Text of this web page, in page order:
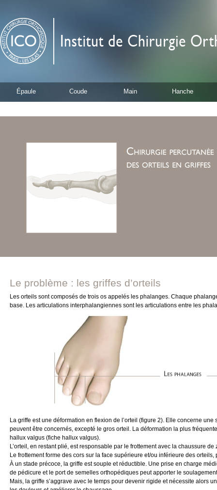
Épaule Coude Main Hanche
Le problème : les griffes d’orteils
Les orteils sont composés de trois os appelés les phalanges. Chaque
base. Les articulations interphalangiennes sont les articulations entre les
La griffe est une déformation en flexion de l’orteil (figure 2). Elle concerne
peuvent être concernés, excepté le gros orteil. La déformation la plus
hallux valgus (fiche hallux valgus).
L’orteil, en restant plié, est responsable par le frottement avec la chaussure
Le frottement forme des cors sur la face supérieure et/ou inférieure des
À un stade précoce, la griffe est souple et réductible. Une prise en charge
de pédicure et le port de semelles orthopédiques peut apporter le
Mais, la griffe s’aggrave avec le temps pour devenir rigide et nécessite alors